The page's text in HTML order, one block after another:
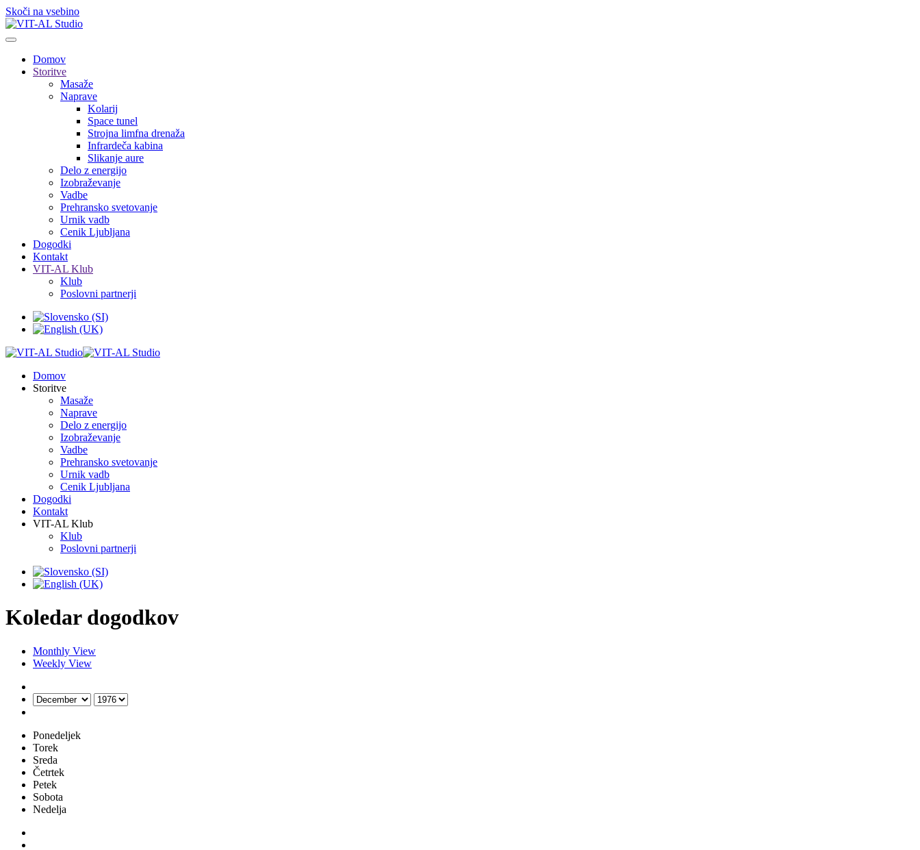
Skoči na vsebino
Domov
Storitve
Masaže
Naprave
Kolarij
Space tunel
Strojna limfna drenaža
Infrardeča kabina
Slikanje aure
Delo z energijo
Izobraževanje
Vadbe
Prehransko svetovanje
Urnik vadb
Cenik Ljubljana
Dogodki
Kontakt
VIT-AL Klub
Klub
Poslovni partnerji
Domov
Storitve
Masaže
Naprave
Delo z energijo
Izobraževanje
Vadbe
Prehransko svetovanje
Urnik vadb
Cenik Ljubljana
Dogodki
Kontakt
VIT-AL Klub
Klub
Poslovni partnerji
Koledar dogodkov
Monthly View
Weekly View
Ponedeljek
Torek
Sreda
Četrtek
Petek
Sobota
Nedelja